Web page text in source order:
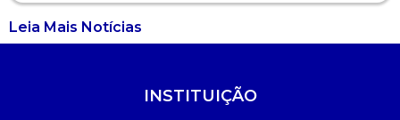
Leia Mais Notícias
INSTITUIÇÃO